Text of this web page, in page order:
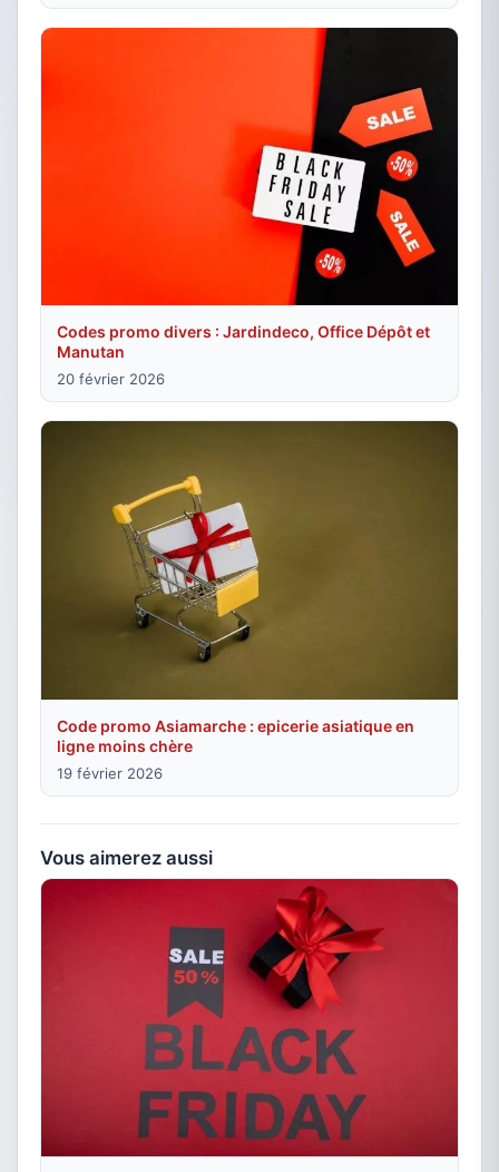
Codes promo divers : Jardindeco, Office Dépôt et
Manutan
20 février 2026
Code promo Asiamarche : epicerie asiatique en
ligne moins chère
19 février 2026
Vous aimerez aussi